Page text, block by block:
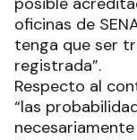
oficinas de
tenga que ser
registrada”.
Respecto al
“las